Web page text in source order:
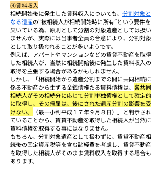
④賃料収入
相続開始後に発生した賃料収入についても、 分割対象と
なる遺産の“被相続人が相続開始時に所有”という要件を
欠いている為、 原則として分割の対象遺産としては扱い
ませんが、実際には当事者全員の合意により、分割対象
として取り扱われることが多いようです。
例えば、アパートやマンションなどの賃貸不動産を取得
した相続人が、当然に相続開始後に発生した賃料収入の
取得を主張する場合があるかもしれません。
しかし、「相続開始から遺産分割までの間に共同相続に
係る不動産から生ずる金銭債権たる賃料債権は、 各共同
相続人がその相続分に応じて分割単独債権として確定的
に取得し、その帰属は、後にされた遺産分割の影響を受
けない。
（最一小判平成１７年９月８日）」と判示され
ていることから、賃貸不動産を取得した相続人が当然に
賃料債権を取得する事にはなりません。
もちろん、分割対象遺産として扱わずに、賃貸不動産相
続後の固定資産税等を含む諸経費を考慮し、賃貸不動産
を取得した相続人がそのまま賃料収入を取得する場合も
あります。